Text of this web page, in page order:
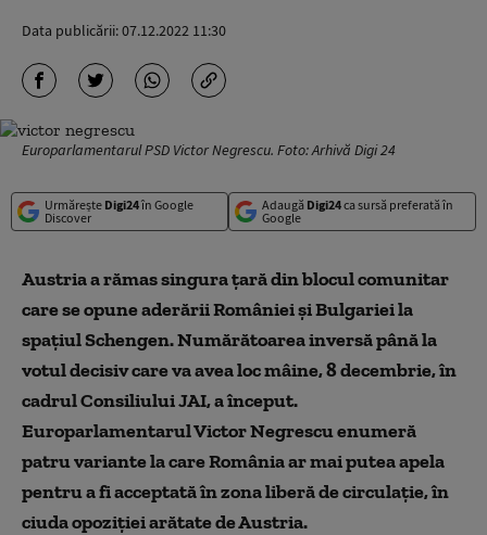
Data publicării:07.12.2022 11:30
Europarlamentarul PSD Victor Negrescu. Foto: Arhivă Digi 24
Urmărește Digi24în Google
Discover
Adaugă Digi24ca sursă preferată în
Google
Austria a rămas singura țară din blocul comunitar
care se opune aderării României și Bulgariei la
spațiul Schengen. Numărătoarea inversă până la
votul decisiv care va avea loc mâine, 8 decembrie, în
cadrul Consiliului JAI, a început.
Europarlamentarul Victor Negrescu enumeră
patru variante la care România ar mai putea apela
pentru a fi acceptată în zona liberă de circulație, în
ciuda opoziției arătate de Austria.